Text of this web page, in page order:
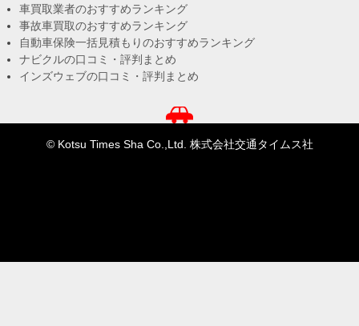
車買取業者のおすすめランキング
事故車買取のおすすめランキング
自動車保険一括見積もりのおすすめランキング
ナビクルの口コミ・評判まとめ
インズウェブの口コミ・評判まとめ
© Kotsu Times Sha Co.,Ltd. 株式会社交通タイムス社